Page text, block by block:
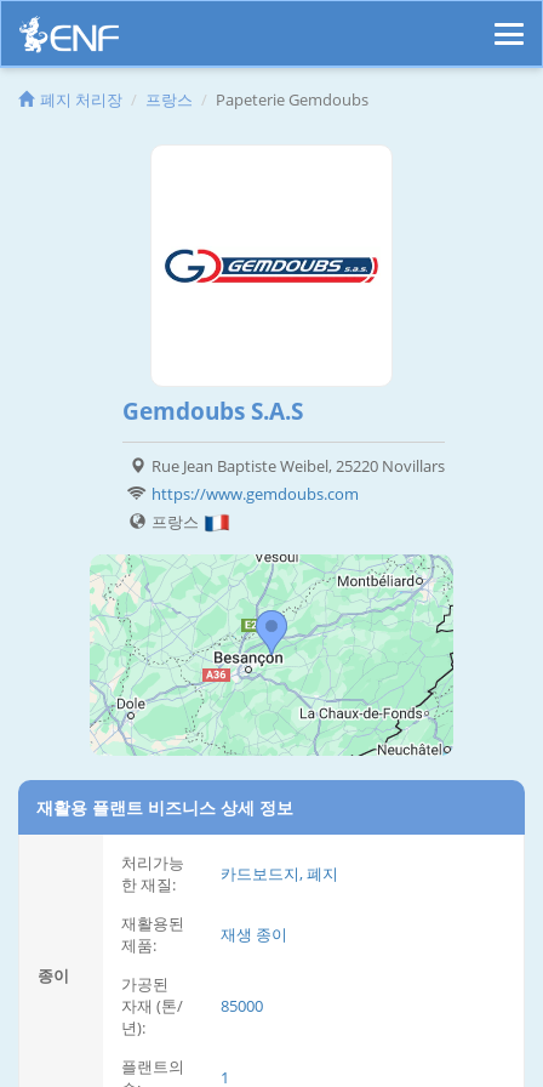
폐지 처리장 프랑스 Papeterie Gemdoubs
Gemdoubs S.A.S
Rue Jean Baptiste Weibel, 25220 Novillars
https://www.gemdoubs.com
프랑스
재활용 플랜트 비즈니스 상세 정보
종이
처리가능
한 재질:
카드보드지, 폐지
재활용된
제품:
재생 종이
가공된
자재 (톤/
년):
85000
플랜트의
1